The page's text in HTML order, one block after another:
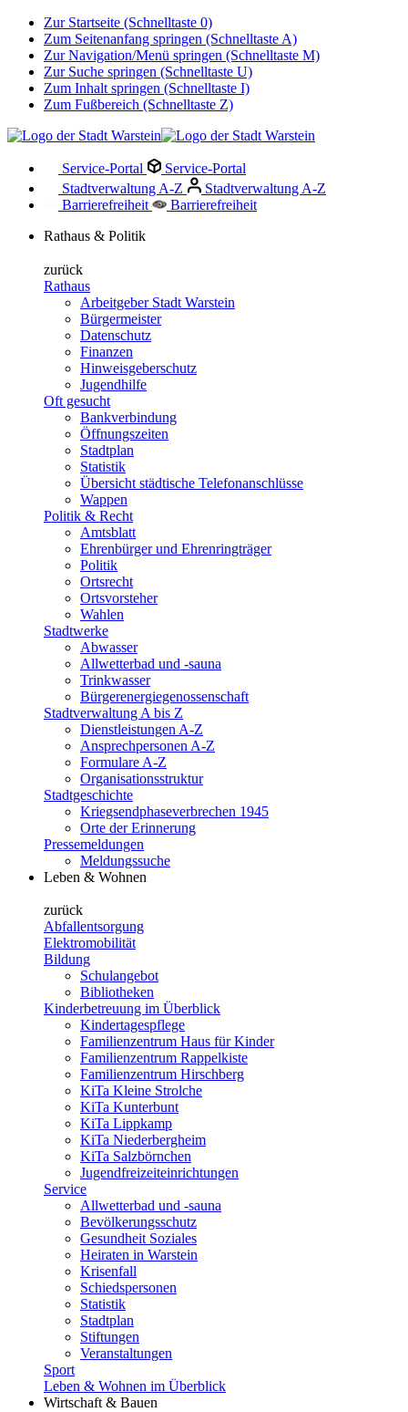
Zur Startseite (Schnelltaste 0)
Zum Seitenanfang springen (Schnelltaste A)
Zur Navigation/Menü springen (Schnelltaste M)
Zur Suche springen (Schnelltaste U)
Zum Inhalt springen (Schnelltaste I)
Zum Fußbereich (Schnelltaste Z)
Service-Portal
Service-Portal
Stadtverwaltung A-Z
Stadtverwaltung A-Z
Barrierefreiheit
Barrierefreiheit
Rathaus & Politik
zurück
Rathaus
Arbeitgeber Stadt Warstein
Bürgermeister
Datenschutz
Finanzen
Hinweisgeberschutz
Jugendhilfe
Oft gesucht
Bankverbindung
Öffnungszeiten
Stadtplan
Statistik
Übersicht städtische Telefonanschlüsse
Wappen
Politik & Recht
Amtsblatt
Ehrenbürger und Ehrenringträger
Politik
Ortsrecht
Ortsvorsteher
Wahlen
Stadtwerke
Abwasser
Allwetterbad und -sauna
Trinkwasser
Bürgerenergiegenossenschaft
Stadtverwaltung A bis Z
Dienstleistungen A-Z
Ansprechpersonen A-Z
Formulare A-Z
Organisationsstruktur
Stadtgeschichte
Kriegsendphaseverbrechen 1945
Orte der Erinnerung
Pressemeldungen
Meldungssuche
Leben & Wohnen
zurück
Abfallentsorgung
Elektromobilität
Bildung
Schulangebot
Bibliotheken
Kinderbetreuung im Überblick
Kindertagespflege
Familienzentrum Haus für Kinder
Familienzentrum Rappelkiste
Familienzentrum Hirschberg
KiTa Kleine Strolche
KiTa Kunterbunt
KiTa Lippkamp
KiTa Niederbergheim
KiTa Salzbörnchen
Jugendfreizeiteinrichtungen
Service
Allwetterbad und -sauna
Bevölkerungsschutz
Gesundheit Soziales
Heiraten in Warstein
Krisenfall
Schiedspersonen
Statistik
Stadtplan
Stiftungen
Veranstaltungen
Sport
Leben & Wohnen im Überblick
Wirtschaft & Bauen